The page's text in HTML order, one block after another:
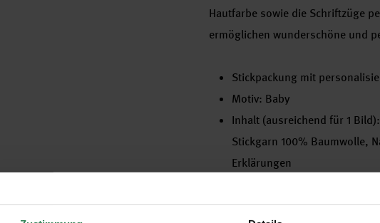
Hautfarbe sowie die Schriftzüge
ermöglichen wunderschöne und
Stickpackung mit
Motiv: Baby
Inhalt (ausreichend für 1
Stickgarn 100% Baumwolle,
Erklärungen
Hersteller